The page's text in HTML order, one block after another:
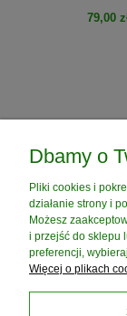
79,00
do
Dbamy o
Pliki cookies i
działanie strony i
Możesz
i przejść do sklepu
preferencji,
Więcej o plikach